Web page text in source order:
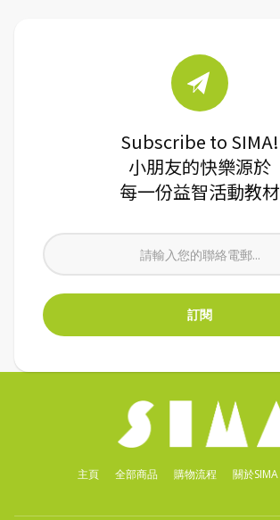
Subscribe to SIMA!
小朋友的快樂源於
每一份益智活動教材
主頁 全部商品 購物流程 關於SIMA